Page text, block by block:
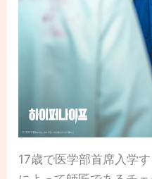
17歳で医学部首席入学